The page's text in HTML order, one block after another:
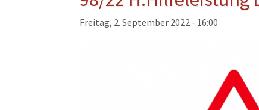
Freitag, 2. September 2022 - 16:00